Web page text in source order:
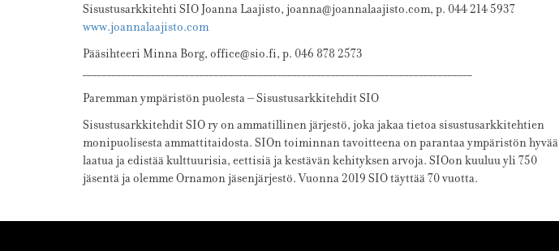
Sisustusarkkitehti SIO Joanna Laajisto, joanna@joannalaajisto.com, p. 044 214 5937
www.joannalaajisto.com
Pääsihteeri Minna Borg, office@sio.fi, p. 046 878 2573
Paremman ympäristön puolesta – Sisustusarkkitehdit SIO
Sisustusarkkitehdit SIO ry on ammatillinen järjestö, joka jakaa tietoa sisustusarkkitehtien
monipuolisesta ammattitaidosta. SIOn toiminnan tavoitteena on parantaa ympäristön hyvää
laatua ja edistää kulttuurisia, eettisiä ja kestävän kehityksen arvoja. SIOon kuuluu yli 750
jäsentä ja olemme Ornamon jäsenjärjestö. Vuonna 2019 SIO täyttää 70 vuotta.